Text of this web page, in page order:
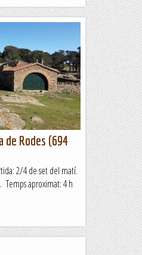
de Rodes (694
2/4 de set del matí.
Temps aproximat: 4 h